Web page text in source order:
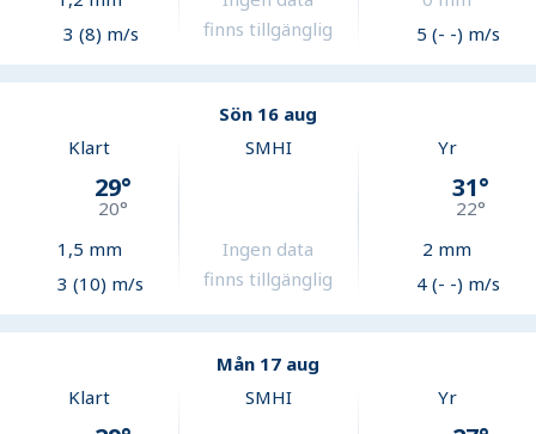
3 (8) m/s
finns tillgänglig
5 (- -) m/s
Sön 16 aug
Klart
29°
20°
1,5 mm
3 (10) m/s
SMHI
Ingen data
finns tillgänglig
Yr
31°
22°
2 mm
4 (- -) m/s
Mån 17 aug
Klart
SMHI Yr